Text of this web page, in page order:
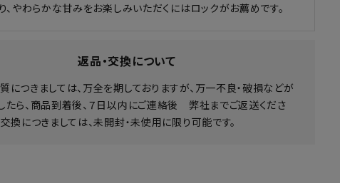
、やわらかな甘みをお楽しみいただくにはロックがお薦めです。
返品・交換について
につきましては、万全を期しておりますが、万一不良・破損などが
たら、商品到着後、７日以内にご連絡後 弊社までご返送くださ
交換につきましては、未開封・未使用に限り可能です。